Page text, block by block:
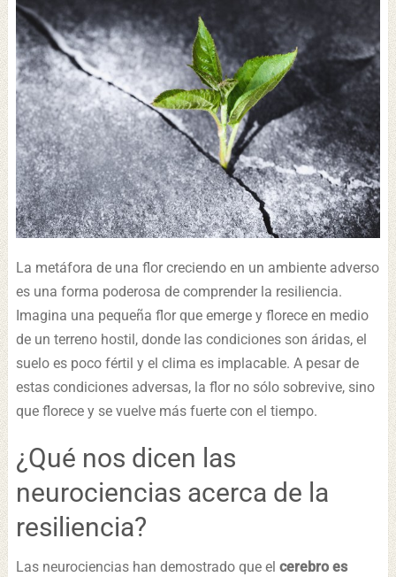
La metáfora de una flor creciendo en un ambiente adverso
es una forma poderosa de comprender la resiliencia.
Imagina una pequeña flor que emerge y florece en medio
de un terreno hostil, donde las condiciones son áridas, el
suelo es poco fértil y el clima es implacable. A pesar de
estas condiciones adversas, la flor no sólo sobrevive, sino
que florece y se vuelve más fuerte con el tiempo.
¿Qué nos dicen las
neurociencias acerca de la
resiliencia?
Las neurociencias han demostrado que el cerebro es